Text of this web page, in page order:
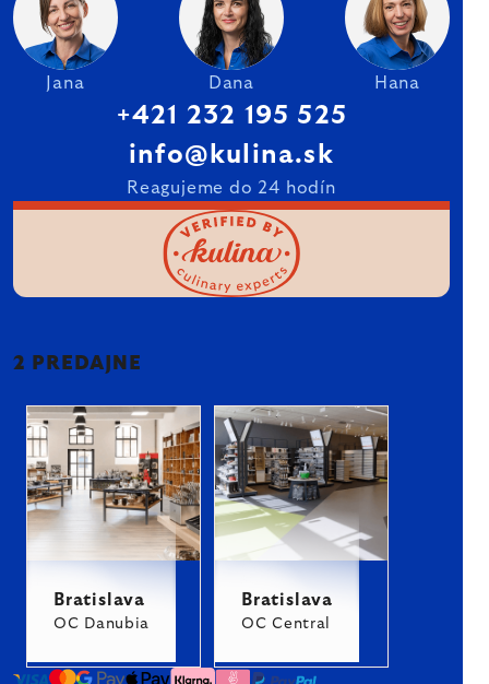
Jana Dana Hana
+421 232 195 525
info@kulina.sk
Reagujeme do 24 hodín
2 PREDAJNE
Bratislava
OC Danubia
Bratislava
OC Central